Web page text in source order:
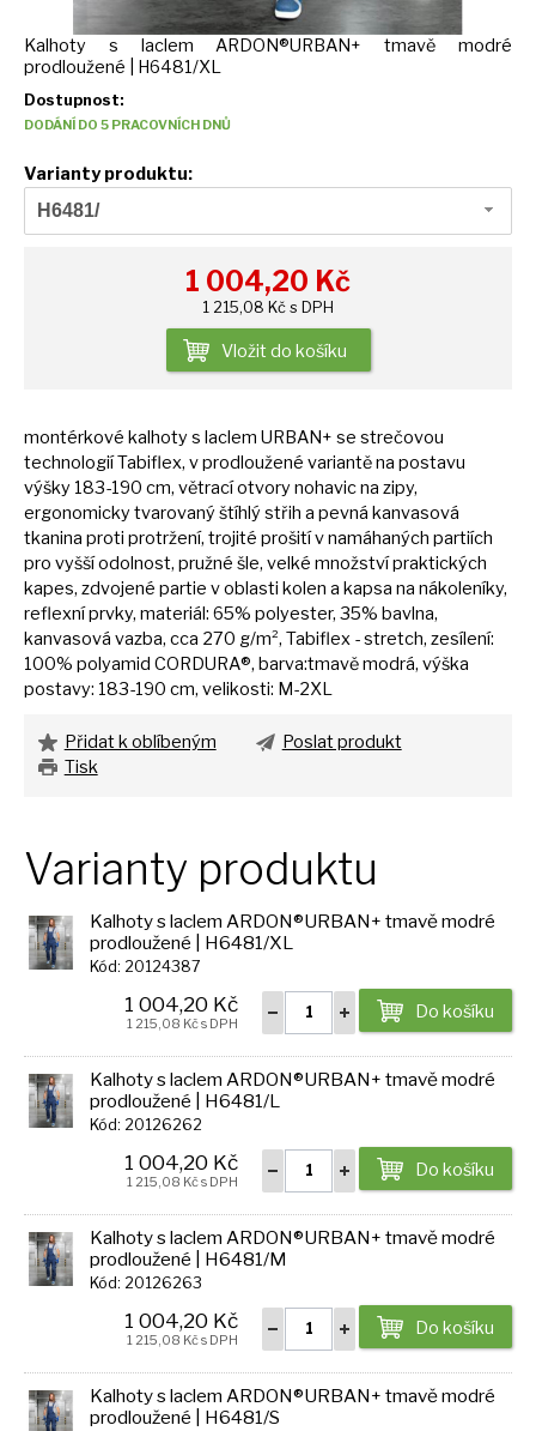
Kalhoty s laclem ARDON®URBAN+ tmavě modré
prodloužené | H6481/XL
Dostupnost:
DODÁNÍ DO 5 PRACOVNÍCH DNŮ
Varianty produktu:
H6481/
1 004,20 Kč
1 215,08 Kč s DPH
Vložit do košíku
montérkové kalhotys laclem URBAN+ se strečovou
technologií Tabiflex, vprodloužené variantěna postavu
výšky 183-190 cm, větrací otvory nohavicna zipy,
ergonomicky tvarovaný štíhlý střih a pevná kanvasová
tkanina proti protržení, trojité prošitívnamáhaných partiích
pro vyšší odolnost, pružné šle, velké množství praktických
kapes, zdvojené partie voblasti kolen a kapsa na nákoleníky,
reflexní prvky, materiál: 65% polyester, 35% bavlna,
kanvasová vazba, cca 270 g/m², Tabiflex - stretch, zesílení:
100% polyamid CORDURA®, barva:tmavě modrá, výška
postavy: 183-190 cm, velikosti: M-2XL
Přidat k oblíbeným
Poslat produkt
Tisk
Varianty produktu
Kalhoty s laclem ARDON®URBAN+ tmavě modré
prodloužené | H6481/XL
Kód: 20124387
Do košíku
1 004,20 Kč
1 215,08 Kč s DPH
Kalhoty s laclem ARDON®URBAN+ tmavě modré
prodloužené | H6481/L
Kód: 20126262
Do košíku
1 004,20 Kč
1 215,08 Kč s DPH
Kalhoty s laclem ARDON®URBAN+ tmavě modré
prodloužené | H6481/M
Kód: 20126263
Do košíku
1 004,20 Kč
1 215,08 Kč s DPH
Kalhoty s laclem ARDON®URBAN+ tmavě modré
prodloužené | H6481/S